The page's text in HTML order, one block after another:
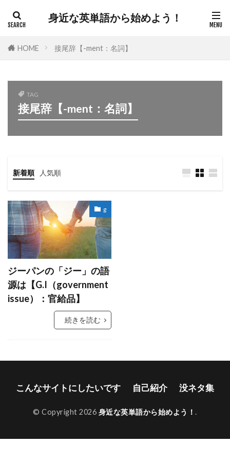
身近な英単語から始めよう！
HOME 接尾辞【-ment：名詞】
TAG
接尾辞【-ment：名詞】
新着順 人気順
g
ジーパンの「ジー」の語
源は【G.I（government
issue）：官給品】
続きを読む
こんなサイトにしたいです 自己紹介 没ネタ集
© Copyright 2026 身近な英単語から始めよう！.